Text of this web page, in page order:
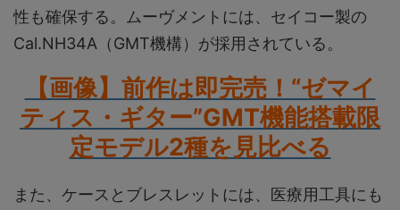
性も確保する。ムーヴメントには、セイコー製の
Cal.NH34A（GMT機構）が採用されている。
【画像】前作は即完売！“ゼマイ
ティス・ギター”GMT機能搭載限
定モデル2種を見比べる
また、ケースとブレスレットには、医療用工具にも